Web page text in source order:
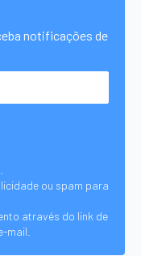
notificações de
ou spam para
através do link de
mail.